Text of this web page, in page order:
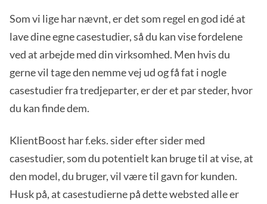
Som vi lige har nævnt, er det som regel en god idé at
lave dine egne casestudier, så du kan vise fordelene
ved at arbejde med din virksomhed. Men hvis du
gerne vil tage den nemme vej ud og få fat i nogle
casestudier fra tredjeparter, er der et par steder, hvor
du kan finde dem.
KlientBoost har f.eks. sider efter sider med
casestudier, som du potentielt kan bruge til at vise, at
den model, du bruger, vil være til gavn for kunden.
Husk på, at casestudierne på dette websted alle er